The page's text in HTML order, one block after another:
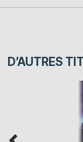
D’AUTRES